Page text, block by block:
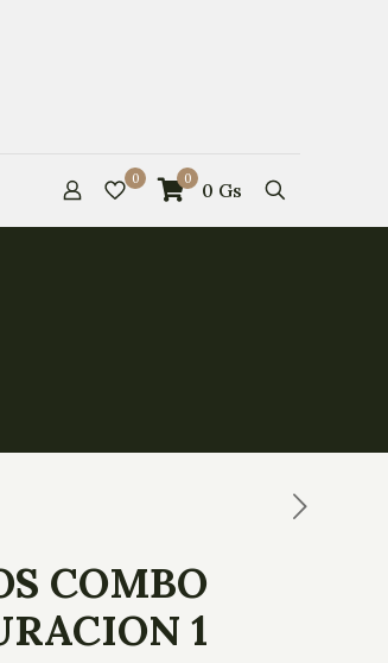
0 0 0 Gs
COMBO
1